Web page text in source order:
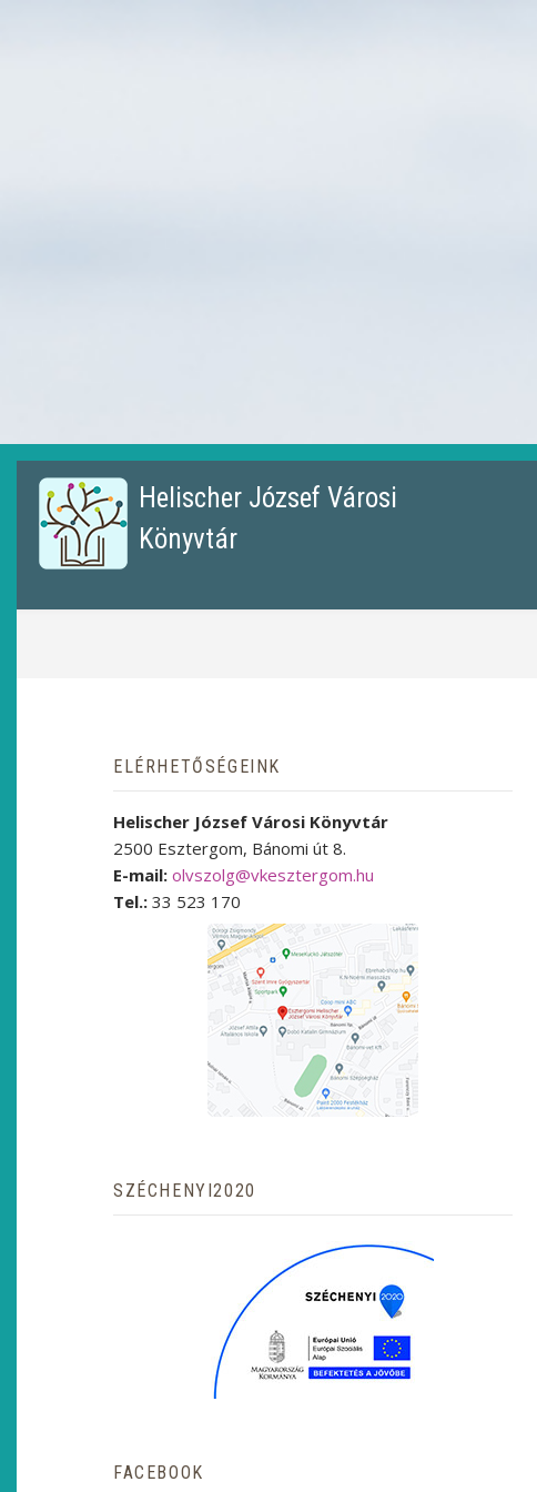
Helischer József Városi
Könyvtár
ELÉRHETŐSÉGEINK
Helischer József Városi Könyvtár
2500 Esztergom, Bánomi út 8.
E-mail: olvszolg@vkesztergom.hu
Tel.: 33 523 170
SZÉCHENYI2020
FACEBOOK